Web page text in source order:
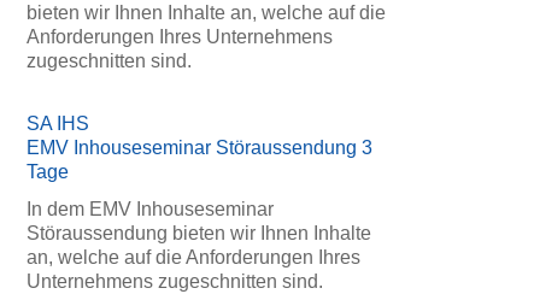
bieten wir Ihnen Inhalte an, welche auf die
Anforderungen Ihres Unternehmens
zugeschnitten sind.
SA IHS
EMV Inhouseseminar Störaussendung 3
Tage
In dem EMV Inhouseseminar
Störaussendung bieten wir Ihnen Inhalte
an, welche auf die Anforderungen Ihres
Unternehmens zugeschnitten sind.